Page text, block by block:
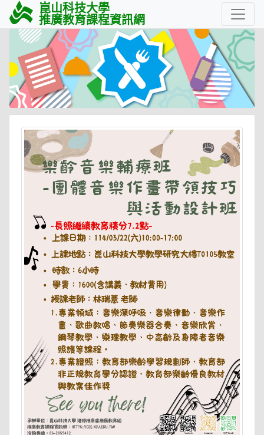
崑山科技大學
推廣教育課程資訊網